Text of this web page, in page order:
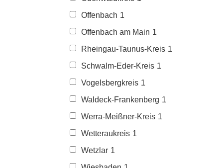
Offenbach 1
Offenbach am Main 1
Rheingau-Taunus-Kreis 1
Schwalm-Eder-Kreis 1
Vogelsbergkreis 1
Waldeck-Frankenberg 1
Werra-Meißner-Kreis 1
Wetteraukreis 1
Wetzlar 1